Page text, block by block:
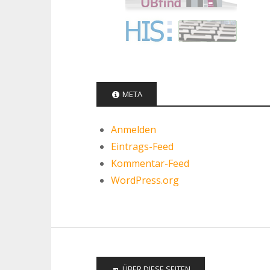
META
Anmelden
Eintrags-Feed
Kommentar-Feed
WordPress.org